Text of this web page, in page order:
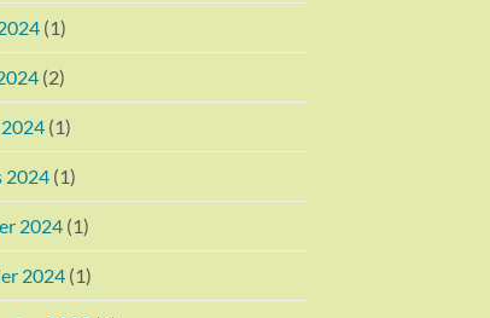
(1)
(2)
(1)
2024 (1)
2024 (1)
2024 (1)